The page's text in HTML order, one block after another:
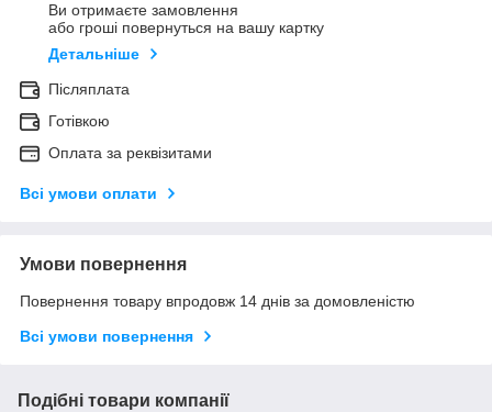
Ви отримаєте замовлення
або гроші повернуться на вашу картку
Детальніше
Післяплата
Готівкою
Оплата за реквізитами
Всі умови оплати
Умови повернення
Повернення товару впродовж 14 днів за домовленістю
Всі умови повернення
Подібні товари компанії